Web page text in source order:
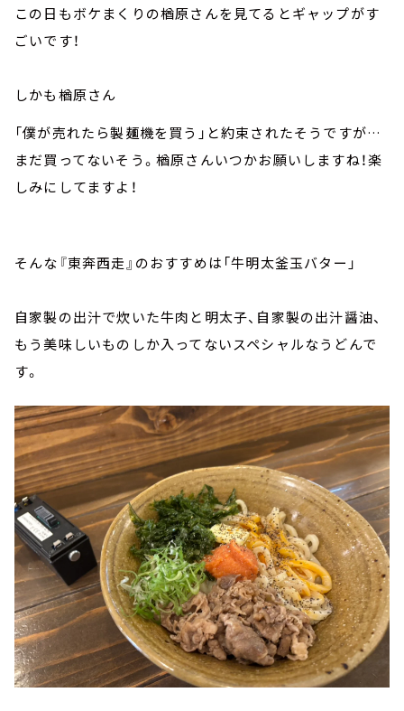
この日もボケまくりの楢原さんを見てるとギャップがす
ごいです！
しかも楢原さん
「僕が売れたら製麺機を買う」と約束されたそうですが…
まだ買ってないそう。楢原さんいつかお願いしますね！楽
しみにしてますよ！
そんな『東奔西走』のおすすめは「牛明太釜玉バター」
自家製の出汁で炊いた牛肉と明太子、自家製の出汁醤油、
もう美味しいものしか入ってないスペシャルなうどんで
す。